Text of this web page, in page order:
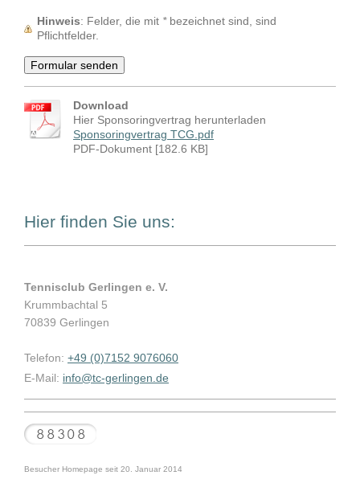
Hinweis : Felder, die mit *bezeichnet sind, sind
Pflichtfelder.
Download
Hier Sponsoringvertrag herunterladen
Sponsoringvertrag TCG.pdf
PDF-Dokument [182.6 KB]
Hier finden Sie uns:
Tennisclub Gerlingen e. V.
Krummbachtal 5
70839 Gerlingen
Telefon: +49 (0)7152 9076060
E-Mail: info@tc-gerlingen.de
Besucher Homepage seit 20. Januar 2014